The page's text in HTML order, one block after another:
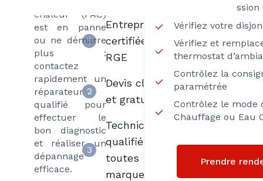
chaleur (PAC)
est en panne
ou ne démarre
plus :
contactez
rapidement un
réparateur
qualifié pour
effectuer le
bon diagnostic
et réaliser un
dépannage
efficace.
Vérifiez la pression
Vérifiez votre
Vérifiez et
thermostat
Contrôlez la
paramétrée
Contrôlez le mode
Chauffage ou Eau
Prendre
1
Entreprise
certifiée
RGE
2
Devis clair
et gratuit
3
Techniciens
qualifiés
toutes
marques